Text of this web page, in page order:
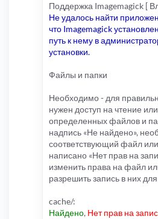
Поддержка Imagemagick [
Не удалось найти
что Imagemagick
путь к нему в
установки.
Файлы и папки
Необходимо - для
нужен доступ на чтение
определенных файлов и
надпись «Не найдено»,
соответствующий файл
написано «Нет прав на
изменить права на файл
разрешить запись в них
cache/:
Найдено, Нет прав на